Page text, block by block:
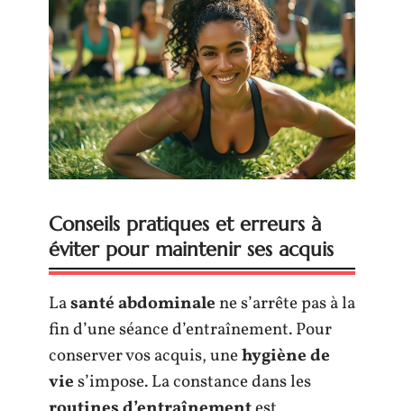
Conseils pratiques et erreurs à
éviter pour maintenir ses acquis
Lasanté abdominalene s’arrête pas à la
fin d’une séance d’entraînement. Pour
conserver vos acquis, unehygiène de
vies’impose. La constance dans les